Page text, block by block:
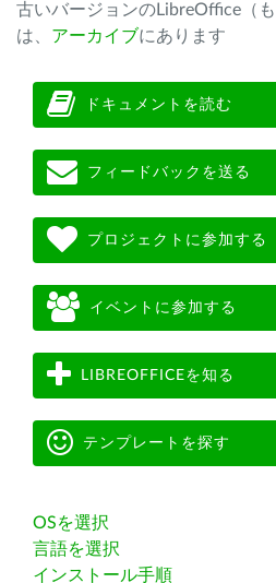
古いバージョンのLibreOffice（
は、 アーカイブにあります
ドキュメントを読む
フィードバックを送る
プロジェクトに参加する
イベントに参加する
LIBREOFFICEを知る
テンプレートを探す
OSを選択
言語を選択
インストール手順